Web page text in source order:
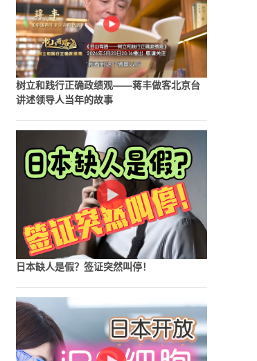
树立和践行正确政绩观——蒋丰做客北京台
讲述领导人当年的故事
日本缺人是假？签证突然叫停！